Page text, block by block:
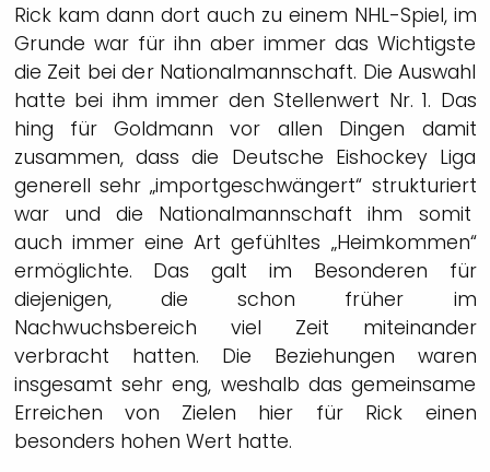
Rick kam dann dort auch zu einem NHL-Spiel, im
Grunde war für ihn aber immer das Wichtigste
die Zeit bei der Nationalmannschaft. Die Auswahl
hatte bei ihm immer den Stellenwert Nr. 1. Das
hing für Goldmann vor allen Dingen damit
zusammen, dass die Deutsche Eishockey Liga
generell sehr „importgeschwängert“ strukturiert
war und die Nationalmannschaft ihm somit
auch immer eine Art gefühltes „Heimkommen“
ermöglichte. Das galt im Besonderen für
diejenigen, die schon früher im
Nachwuchsbereich viel Zeit miteinander
verbracht hatten. Die Beziehungen waren
insgesamt sehr eng, weshalb das gemeinsame
Erreichen von Zielen hier für Rick einen
besonders hohen Wert hatte.